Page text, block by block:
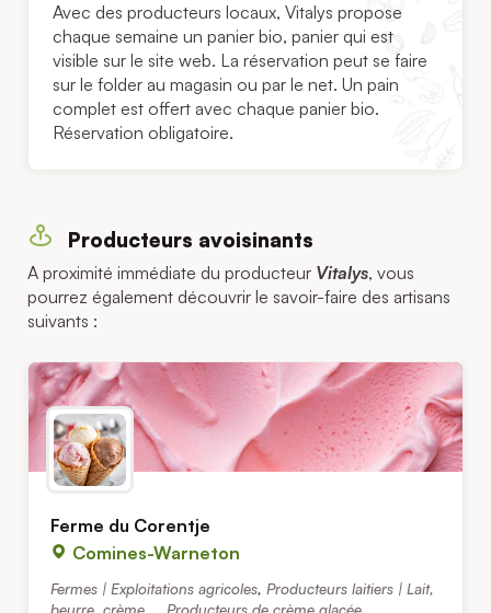
Avec des producteurs locaux, Vitalys propose
chaque semaine un panier bio, panier qui est
visible sur le site web. La réservation peut se faire
sur le folder au magasin ou par le net. Un pain
complet est offert avec chaque panier bio.
Réservation obligatoire.
Producteurs avoisinants
A proximité immédiate du producteur Vitalys, vous
pourrez également découvrir le savoir-faire des artisans
suivants :
Ferme du Corentje
Comines-Warneton
Fermes | Exploitations agricoles, Producteurs laitiers | Lait,
beurre, crème...
Producteurs de crème glacée